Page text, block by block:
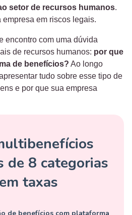
setor de recursos humanos.
em riscos legais.
encontro com uma dúvida
de recursos humanos: por que
de benefícios? Ao longo
tudo sobre esse tipo de
e por que sua empresa